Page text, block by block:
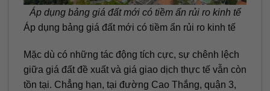
Áp dụng bảng giá đất mới có tiềm ẩn rủi ro kinh tế
Áp dụng bảng giá đất mới có tiềm ẩn rủi ro kinh tế
Mặc dù có những tác động tích cực, sự chênh lệch
giữa giá đất đề xuất và giá giao dịch thực tế vẫn còn
tồn tại. Chẳng hạn, tại đường Cao Thắng, quận 3,